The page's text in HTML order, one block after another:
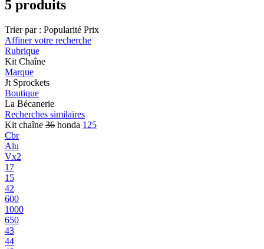
5 produits
Trier par : Popularité Prix
Affiner votre recherche
Rubrique
Kit Chaîne
Marque
Jt Sprockets
Boutique
La Bécanerie
Recherches similaires
Kit chaîne 36 honda 125
Cbr
Alu
Vx2
17
15
42
600
1000
650
43
44